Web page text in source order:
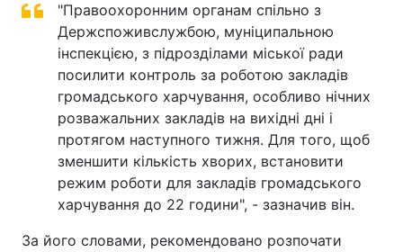
"Правоохоронним органам спільно з
Держспоживслужбою, муніципальною
інспекцією, з підрозділами міської ради
посилити контроль за роботою закладів
громадського харчування, особливо нічних
розважальних закладів на вихідні дні і
протягом наступного тижня. Для того, щоб
зменшити кількість хворих, встановити
режим роботи для закладів громадського
харчування до 22 години", - зазначив він.
За його словами, рекомендовано розпочати